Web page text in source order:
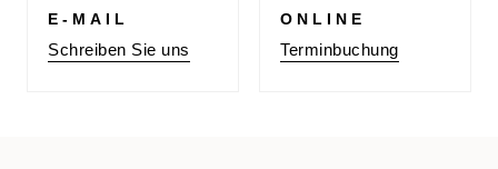
E-MAIL
Schreiben Sie uns
ONLINE
Terminbuchung